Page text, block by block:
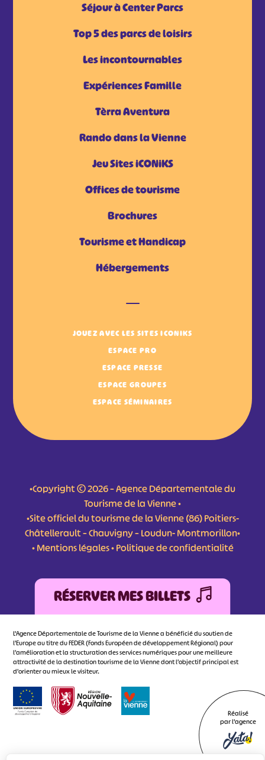
Séjour à Center Parcs
Top 5 des parcs de loisirs
Les incontournables
Expériences Famille
Tèrra Aventura
Rando dans la Vienne
Jeu Sites iCONiKS
Offices de tourisme
Brochures
Tourisme et Handicap
Hébergements
JOUEZ AVEC LES SITES ICONIKS
ESPACE PRO
ESPACE PRESSE
ESPACE GROUPES
ESPACE SÉMINAIRES
•Copyright © 2026 – Agence Départementale du
Tourisme de la Vienne •
•Site officiel du tourisme de la Vienne (86) Poitiers-
Châtellerault – Chauvigny – Loudun- Montmorillon•
•Mentions légales•Politique de confidentialité
RÉSERVER MES BILLETS
L'Agence Départementale de Tourisme de la Vienne a bénéficié du soutien de
l’Europe au titre du FEDER (Fonds Européen de développement Régional) pour
l’amélioration et la structuration des services numériques pour une meilleure
attractivité de la destination tourisme de la Vienne dont l’objectif principal est
d’orienter au mieux le visiteur.
Réalisé
par l'agence